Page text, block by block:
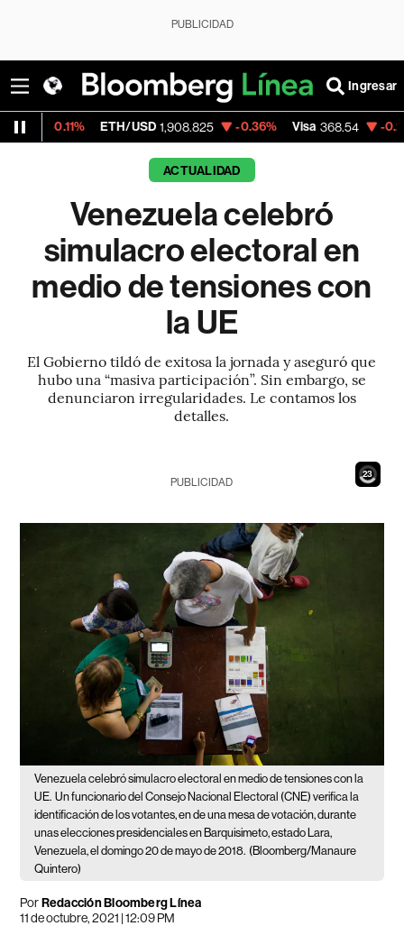
PUBLICIDAD
Ingresar
ETH/USD 1,908.825 -0.36% Visa 368.54 -0.28%
ACTUALIDAD
Venezuela celebró
simulacro electoral en
medio de tensiones con
la UE
El Gobierno tildó de exitosa la jornada y aseguró que
hubo una “masiva participación”. Sin embargo, se
denunciaron irregularidades. Le contamos los
detalles.
21
PUBLICIDAD
Venezuela celebró simulacro electoral en medio de tensiones con la
UE. Un funcionario del Consejo Nacional Electoral (CNE) verifica la
identificación de los votantes, en de una mesa de votación, durante
unas elecciones presidenciales en Barquisimeto, estado Lara,
Venezuela, el domingo 20 de mayo de 2018. (Bloomberg/Manaure
Quintero)
PorRedacción Bloomberg Línea
11 de octubre, 2021 | 12:09 PM